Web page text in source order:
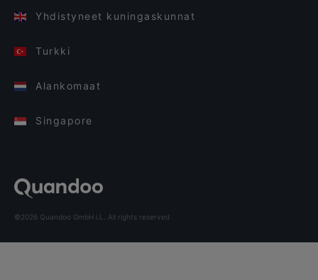
Yhdistyneet kuningaskunnat
Turkki
Alankomaat
Singapore
©2026 Quandoo GmbH i.L. All rights reserved